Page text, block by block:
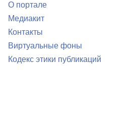
О портале
Медиакит
Контакты
Виртуальные фоны
Кодекс этики публикаций